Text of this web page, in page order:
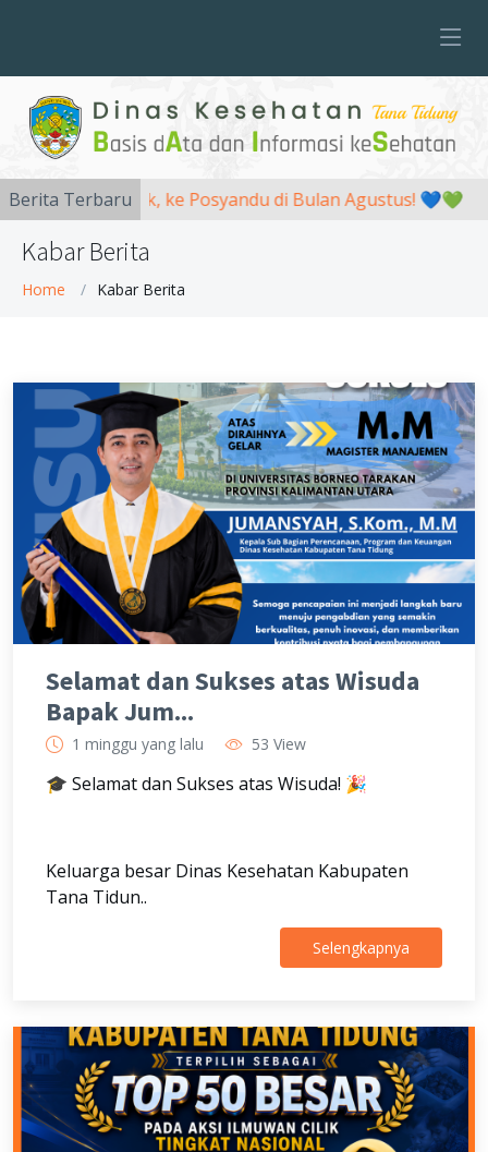
Berita Terbaru
📍Yuk, ke Posyandu di Bulan Agustus! 💙💚
Kabar Berita
Home Kabar Berita
Selamat dan Sukses atas Wisuda
Bapak Jum...
1 minggu yang lalu 53 View
🎓 Selamat dan Sukses atas Wisuda! 🎉
Keluarga besar Dinas Kesehatan Kabupaten
Tana Tidun..
Selengkapnya